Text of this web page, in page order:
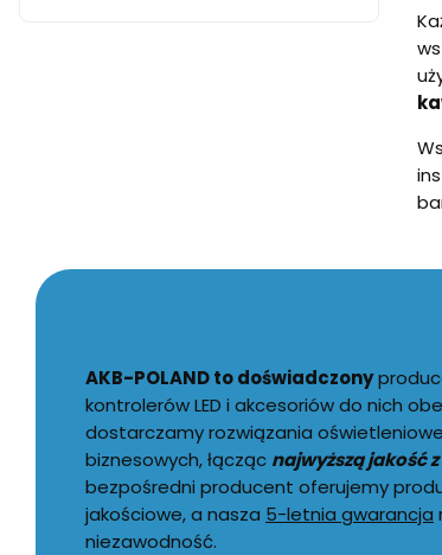
AKB-POLAND to doświadczony
kontrolerów LED i akcesoriów do nich
dostarczamy rozwiązania
biznesowych, łącząc najwyższą jakość
bezpośredni producent oferujemy
jakościowe, a nasza 5-letnia gwarancja
niezawodność.